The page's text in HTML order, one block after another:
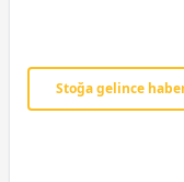
Stoğa gelince